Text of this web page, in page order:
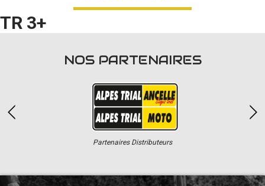
RÉSULTATS
PHOTOS / VIDÉOS
PARTENAIRES
TR 3+
NOS PARTENAIRES
Partenaires Distributeurs